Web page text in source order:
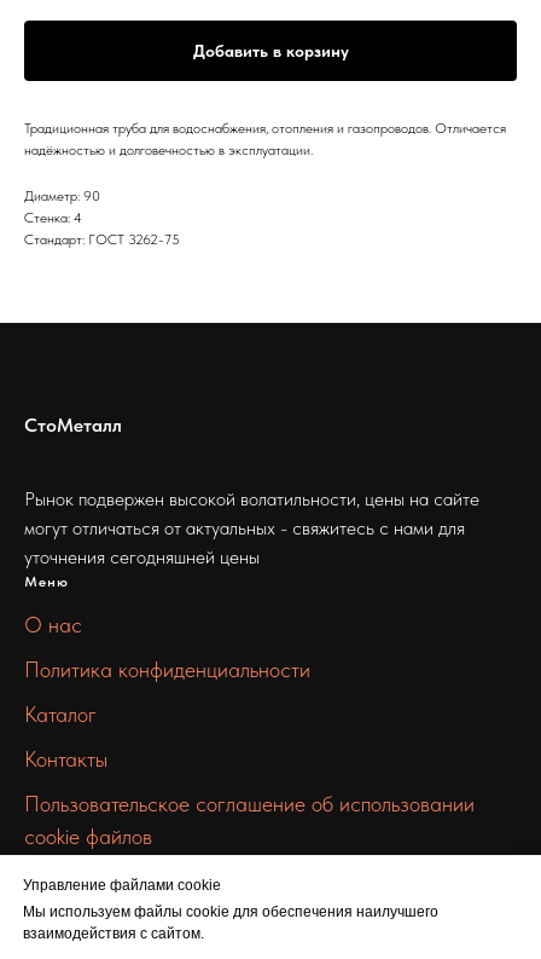
Управление файлами cookie
Мы используем файлы cookie для обеспечения наилучшего
взаимодействия с сайтом.
Добавить в корзину
Традиционная труба для водоснабжения, отопления и газопроводов. Отличается
надёжностью и долговечностью в эксплуатации.
Диаметр: 90
Стенка: 4
Стандарт: ГОСТ 3262-75
СтоМеталл
Рынок подвержен высокой волатильности, цены на сайте
могут отличаться от актуальных - свяжитесь с нами для
уточнения сегодняшней цены
Меню
О нас
Политика конфиденциальности
Каталог
Контакты
Пользовательское соглашение об использовании
cookie файлов
info@100metall.ru